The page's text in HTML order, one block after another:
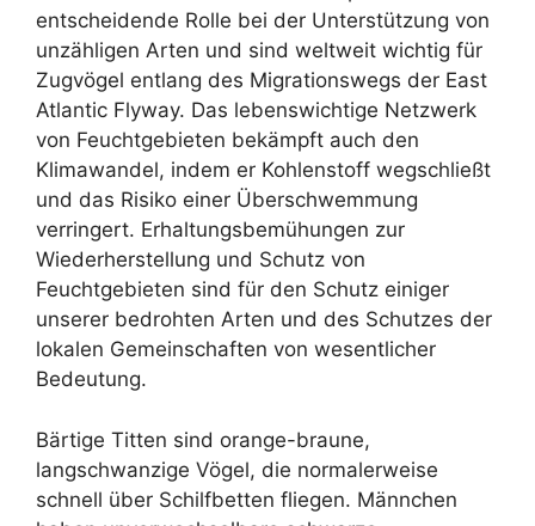
entscheidende Rolle bei der Unterstützung von
unzähligen Arten und sind weltweit wichtig für
Zugvögel entlang des Migrationswegs der East
Atlantic Flyway. Das lebenswichtige Netzwerk
von Feuchtgebieten bekämpft auch den
Klimawandel, indem er Kohlenstoff wegschließt
und das Risiko einer Überschwemmung
verringert. Erhaltungsbemühungen zur
Wiederherstellung und Schutz von
Feuchtgebieten sind für den Schutz einiger
unserer bedrohten Arten und des Schutzes der
lokalen Gemeinschaften von wesentlicher
Bedeutung.
Bärtige Titten sind orange-braune,
langschwanzige Vögel, die normalerweise
schnell über Schilfbetten fliegen. Männchen